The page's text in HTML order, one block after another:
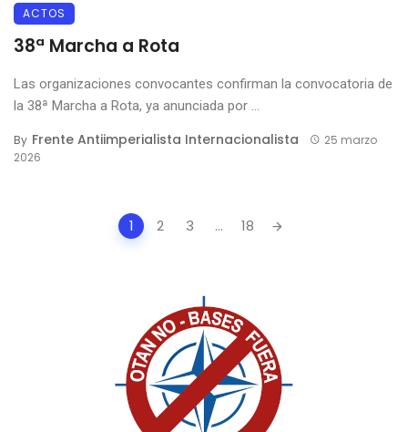
ACTOS
38ª Marcha a Rota
Las organizaciones convocantes confirman la convocatoria de
la 38ª Marcha a Rota, ya anunciada por ...
By Frente Antiimperialista Internacionalista
25 marzo
2026
1 2 3 ... 18